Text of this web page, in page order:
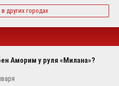
других городах
Аморим у руля «Милана»?